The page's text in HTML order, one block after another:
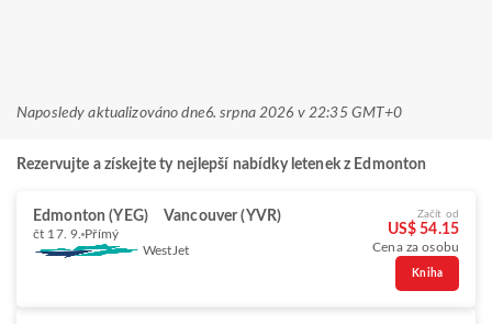
Naposledy aktualizováno dne6. srpna 2026 v 22:35 GMT+0
Rezervujte a získejte ty nejlepší nabídky letenek z Edmonton
Edmonton (YEG) Vancouver (YVR)
čt 17. 9. Přímý
WestJet
Začít od
US$ 54.15
Cena za osobu
Kniha